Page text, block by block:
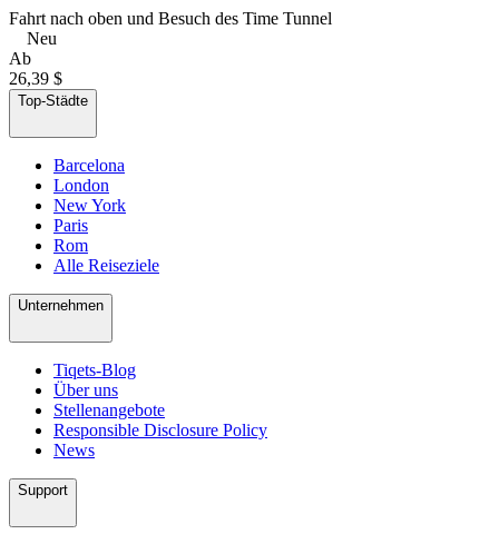
Fahrt nach oben und Besuch des Time Tunnel
Neu
Ab
26,39 $
Top-Städte
Barcelona
London
New York
Paris
Rom
Alle Reiseziele
Unternehmen
Tiqets-Blog
Über uns
Stellenangebote
Responsible Disclosure Policy
News
Support